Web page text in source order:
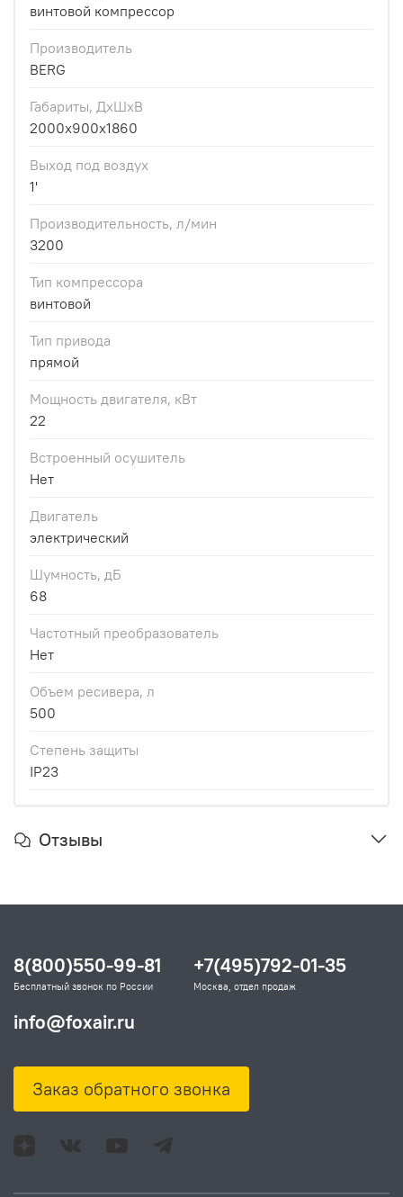
винтовой компрессор
Производитель
BERG
Габариты, ДхШхВ
2000x900x1860
Выход под воздух
1'
Производительность, л/мин
3200
Тип компрессора
винтовой
Тип привода
прямой
Мощность двигателя, кВт
22
Встроенный осушитель
Нет
Двигатель
электрический
Шумность, дБ
68
Частотный преобразователь
Нет
Объем ресивера, л
500
Степень защиты
IP23
Отзывы
8(800)550-99-81
Бесплатный звонок по России
+7(495)792-01-35
Москва, отдел продаж
info@foxair.ru
Заказ обратного звонка